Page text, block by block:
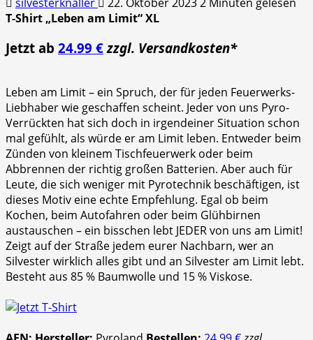
T-Shirt „Leben am Limit“ XL
Jetzt ab 24.99 € zzgl. Versandkosten*
Leben am Limit – ein Spruch, der für jeden Feuerwerks-
Liebhaber wie geschaffen scheint. Jeder von uns Pyro-
Verrückten hat sich doch in irgendeiner Situation schon
mal gefühlt, als würde er am Limit leben. Entweder beim
Zünden von kleinem Tischfeuerwerk oder beim
Abbrennen der richtig großen Batterien. Aber auch für
Leute, die sich weniger mit Pyrotechnik beschäftigen, ist
dieses Motiv eine echte Empfehlung. Egal ob beim
Kochen, beim Autofahren oder beim Glühbirnen
austauschen – ein bisschen lebt JEDER von uns am Limit!
Zeigt auf der Straße jedem eurer Nachbarn, wer an
Silvester wirklich alles gibt und an Silvester am Limit lebt.
Besteht aus 85 % Baumwolle und 15 % Viskose.